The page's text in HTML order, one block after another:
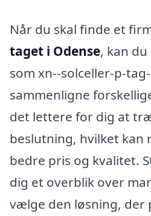
Når du skal finde et
taget i Odense, kan
som xn--solceller-p-
sammenligne
det lettere for dig at
beslutning, hvilket kan
bedre pris og kvalitet.
dig et overblik over
vælge den løsning, der